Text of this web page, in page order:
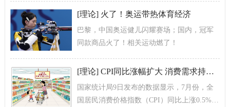
LCD又被LED所取代…… ...
[理论] 火了！奥运带热体育经济
巴黎，中国奥运健儿闪耀赛场；国内，冠军
同款商品火了！相关运动燃了！
[理论] CPI同比涨幅扩大 消费需求持续恢复——透视7月份物价数据
国家统计局9日发布的数据显示，7月份，全
国居民消费价格指数（CPI）同比上涨0.5%，